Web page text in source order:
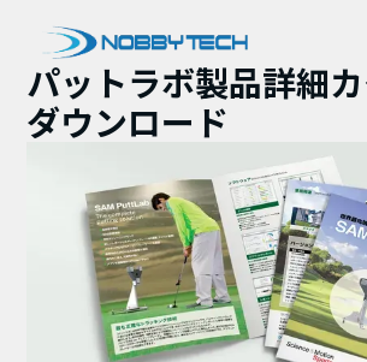
パットラボ製品詳細
ダウンロード